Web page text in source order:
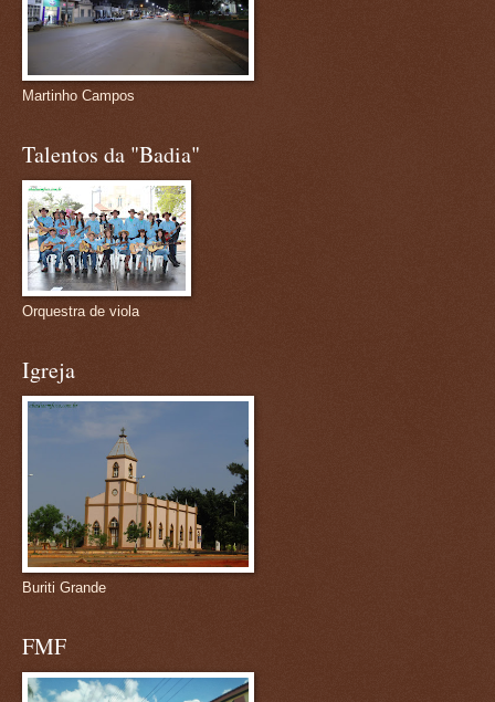
Martinho Campos
Talentos da "Badia"
Orquestra de viola
Igreja
Buriti Grande
FMF